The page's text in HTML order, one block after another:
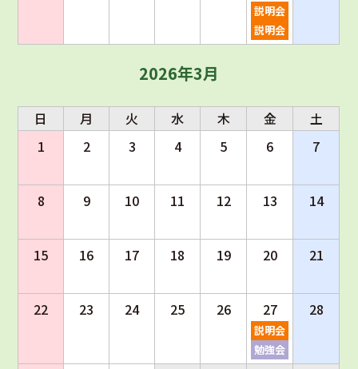
説明会
説明会
2026年3月
日 月 火 水 木 金
土
1
2 3 4 5 6 7
8 9 10 11 12 13 14
15 16 17 18 19 20 21
22 23 24 25 26 27
説明会
勉強会
28